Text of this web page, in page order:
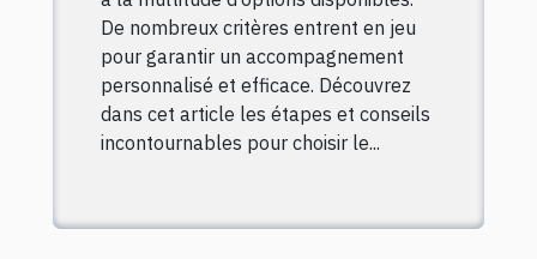
De nombreux critères entrent en jeu
pour garantir un accompagnement
personnalisé et efficace. Découvrez
dans cet article les étapes et conseils
incontournables pour choisir le...